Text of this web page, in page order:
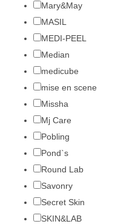
Mary&May
MASIL
MEDI-PEEL
Median
medicube
mise en scene
Missha
Mj Care
Pobling
Pond`s
Round Lab
Savonry
Secret Skin
SKIN&LAB